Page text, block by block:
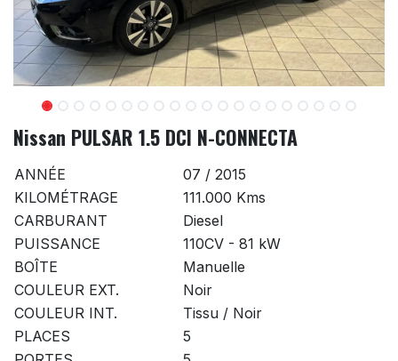
Nissan PULSAR 1.5 DCI N-CONNECTA
ANNÉE
07 / 2015
KILOMÉTRAGE
111.000 Kms
CARBURANT
Diesel
PUISSANCE
110CV - 81 kW
BOÎTE
Manuelle
COULEUR EXT.
Noir
COULEUR INT.
Tissu / Noir
PLACES
5